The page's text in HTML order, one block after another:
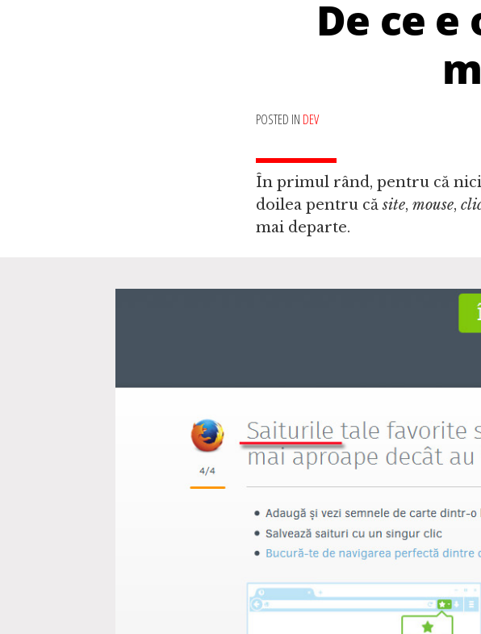
De ce
POSTED IN DEV
În primul rând, pentru că
doilea pentru căsite, mouse,
mai departe.